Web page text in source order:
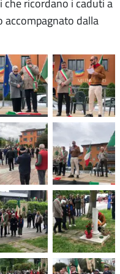
che ricordano i caduti a
accompagnato dalla